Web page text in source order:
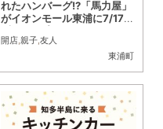
南知多町
東浦町
れたハンバーグ!?「馬力屋」
がイオンモール東浦に7/17
開店,親子,友人